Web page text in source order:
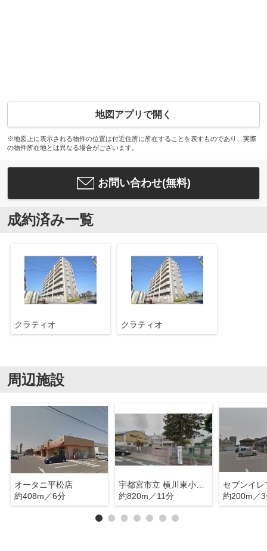
地図アプリで開く
※地図上に表示される物件の位置は付近住所に所在することを表すものであり、実際
の物件所在地とは異なる場合がございます。
お問い合わせ(無料)
成約済み一覧
クラティオ クラティオ
周辺施設
オータニ平松店
約408m／6分
宇都宮市立 横川東小学校
約820m／11分
約200m／